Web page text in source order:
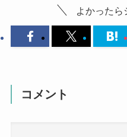
よかったら
コメント